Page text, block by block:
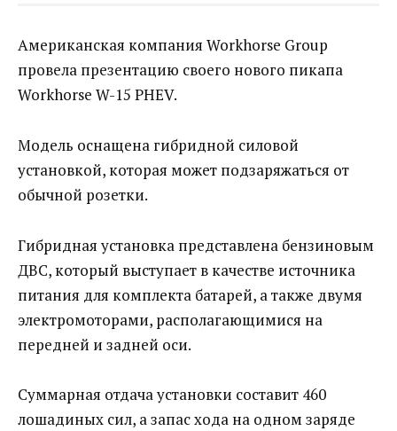
Американская компания Workhorse Group
провела презентацию своего нового пикапа
Workhorse W-15 PHEV.
Модель оснащена гибридной силовой
установкой, которая может подзаряжаться от
обычной розетки.
Гибридная установка представлена бензиновым
ДВС, который выступает в качестве источника
питания для комплекта батарей, а также двумя
электромоторами, располагающимися на
передней и задней оси.
Суммарная отдача установки составит 460
лошадиных сил, а запас хода на одном заряде